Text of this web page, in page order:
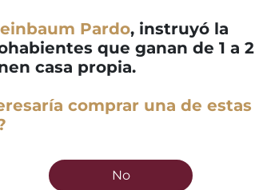
Pardo, instruyó la
que ganan de 1 a 2
casa propia.
comprar una de estas
No